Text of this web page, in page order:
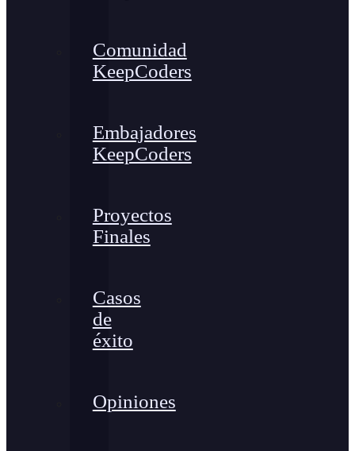
Comunidad
KeepCoders
Embajadores
KeepCoders
Proyectos
Finales
Casos
de
éxito
Opiniones